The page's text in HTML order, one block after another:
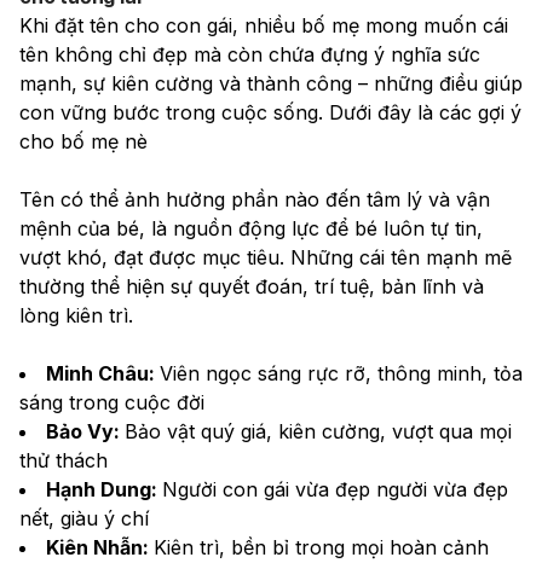
Khi đặt tên cho con gái, nhiều bố mẹ mong muốn cái
tên không chỉ đẹp mà còn chứa đựng ý nghĩa sức
mạnh, sự kiên cường và thành công – những điều giúp
con vững bước trong cuộc sống. Dưới đây là các gợi ý
cho bố mẹ nè
Tên có thể ảnh hưởng phần nào đến tâm lý và vận
mệnh của bé, là nguồn động lực để bé luôn tự tin,
vượt khó, đạt được mục tiêu. Những cái tên mạnh mẽ
thường thể hiện sự quyết đoán, trí tuệ, bản lĩnh và
lòng kiên trì.
Minh Châu: Viên ngọc sáng rực rỡ, thông minh, tỏa
sáng trong cuộc đời
Bảo Vy: Bảo vật quý giá, kiên cường, vượt qua mọi
thử thách
Hạnh Dung: Người con gái vừa đẹp người vừa đẹp
nết, giàu ý chí
Kiên Nhẫn: Kiên trì, bền bỉ trong mọi hoàn cảnh